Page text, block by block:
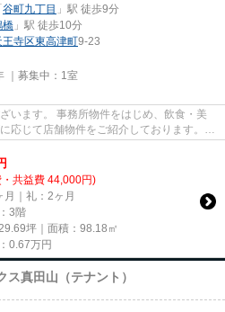
谷町九丁目 」駅 徒歩9分
橋 」駅 徒歩10分
王寺区東高津町9-23
｜募集中： 1室
います。 事務所物件をはじめ、飲食・美
応じて店舗物件をご紹介しております。
共益費 44,000円)
月｜礼：2ヶ月
3階
坪｜面積：98.18㎡
0.67万円
ス真田山（テナント）